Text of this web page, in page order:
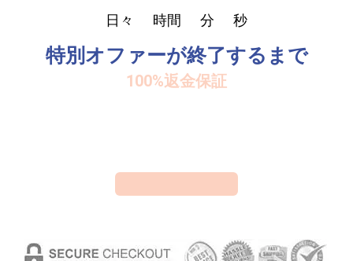
日々 時間 分 秒
特別オファーが終了するまで
100%返金保証